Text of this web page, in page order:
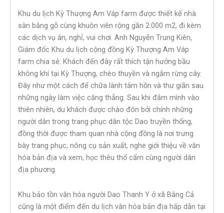
Khu du lịch Kỳ Thượng Am Váp farm được thiết kế nhà
sàn bằng gỗ cùng khuôn viên rộng gần 2.000 m2, đi kèm
các dịch vụ ăn, nghỉ, vui chơi. Anh Nguyễn Trung Kiên,
Giám đốc Khu du lịch cộng đồng Kỳ Thượng Am Váp
farm chia sẻ: Khách đến đây rất thích tận hưởng bầu
không khí tại Kỳ Thượng, chèo thuyền và ngắm rừng cây.
Đây như một cách để chữa lành tâm hồn và thư giãn sau
những ngày làm việc căng thẳng. Sau khi đắm mình vào
thiên nhiên, du khách được chào đón bởi chính những
người dân trong trang phục dân tộc Dao truyền thống,
đồng thời được tham quan nhà cộng đồng là nơi trưng
bày trang phục, nông cụ sản xuất, nghe giới thiệu về văn
hóa bản địa và xem, học thêu thổ cẩm cùng người dân
địa phương.
Khu bảo tồn văn hóa người Dao Thanh Y ở xã Bằng Cả
cũng là một điểm đến du lịch văn hóa bản địa hấp dẫn tại